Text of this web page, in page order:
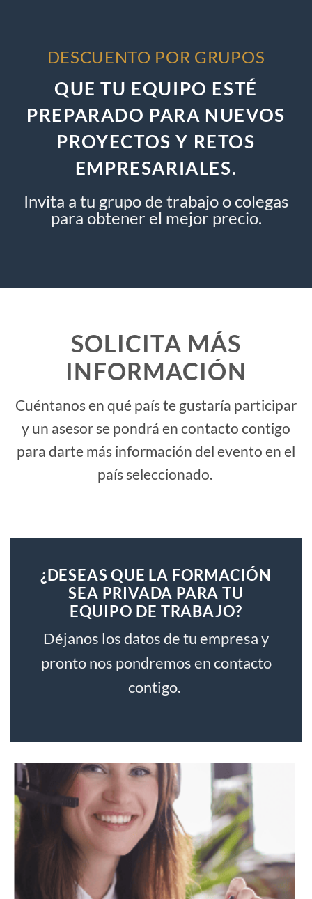
DESCUENTO POR GRUPOS
QUE TU EQUIPO ESTÉ
PREPARADO PARA NUEVOS
PROYECTOS Y RETOS
EMPRESARIALES.
Invita a tu grupo de trabajo o colegas
para obtener el mejor precio.
SOLICITA MÁS
INFORMACIÓN
Cuéntanos en qué país te gustaría participar
y un asesor se pondrá en contacto contigo
para darte más información del evento en el
país seleccionado.
¿DESEAS QUE LA FORMACIÓN
SEA PRIVADA PARA TU
EQUIPO DE TRABAJO?
Déjanos los datos de tu empresa y
pronto nos pondremos en contacto
contigo.